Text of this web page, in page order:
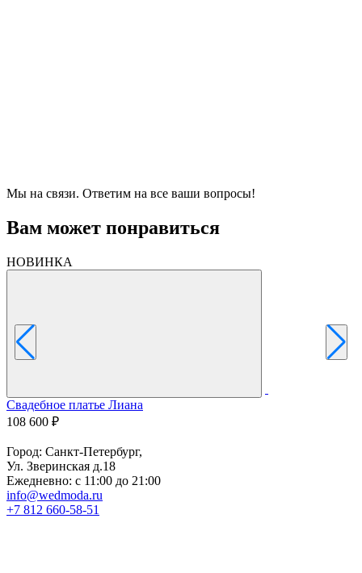
Мы на связи. Ответим на все ваши вопросы!
Вам может понравиться
НОВИНКА
Свадебное платье Лиана
108 600 ₽
Город: Санкт-Петербург,
Ул. Зверинская д.18
Ежедневно: с 11:00 до 21:00
info@wedmoda.ru
+7 812 660-58-51